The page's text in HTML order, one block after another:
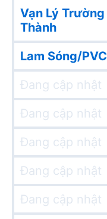
Vạn Lý Trường
Thành
Lam Sóng/PVC
Đang cập nhật
Đang cập nhật
Đang cập nhật
Đang cập nhật
Đang cập nhật